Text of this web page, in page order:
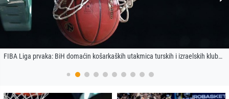
FIBA Liga prvaka: BiH domaćin košarkaških utakmica turskih i izraelskih klubova